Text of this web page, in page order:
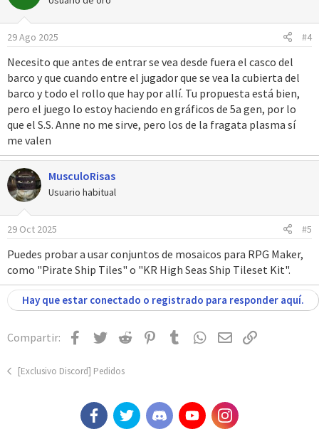
29 Ago 2025 #4
Necesito que antes de entrar se vea desde fuera el casco del
barco y que cuando entre el jugador que se vea la cubierta del
barco y todo el rollo que hay por allí. Tu propuesta está bien,
pero el juego lo estoy haciendo en gráficos de 5a gen, por lo
que el S.S. Anne no me sirve, pero los de la fragata plasma sí
me valen
MusculoRisas
Usuario habitual
29 Oct 2025 #5
Puedes probar a usar conjuntos de mosaicos para RPG Maker,
como "Pirate Ship Tiles" o "KR High Seas Ship Tileset Kit".
Hay que estar conectado o registrado para responder aquí.
Compartir: Facebook
TwitterReddit Pinterest
TumblrWhatsApp
EmailEnlace
[Exclusivo Discord] Pedidos